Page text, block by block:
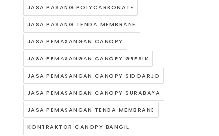
JASA PASANG POLYCARBONATE
JASA PASANG TENDA MEMBRANE
JASA PEMASANGAN CANOPY
JASA PEMASANGAN CANOPY GRESIK
JASA PEMASANGAN CANOPY SIDOARJO
JASA PEMASANGAN CANOPY SURABAYA
JASA PEMASANGAN TENDA MEMBRANE
KONTRAKTOR CANOPY BANGIL